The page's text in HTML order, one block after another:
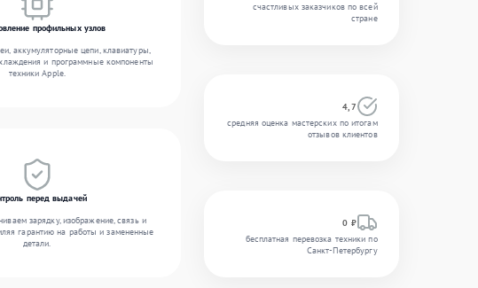
профильных узлов
аккумуляторные цепи, клавиатуры,
и программные компоненты
техники Apple.
перед выдачей
зарядку, изображение, связь и
гарантию на работы и замененные
детали.
счастливых заказчиков по всей
стране
4,7
средняя оценка мастерских по итогам
отзывов клиентов
0 ₽
бесплатная перевозка техники по
Санкт-Петербургу